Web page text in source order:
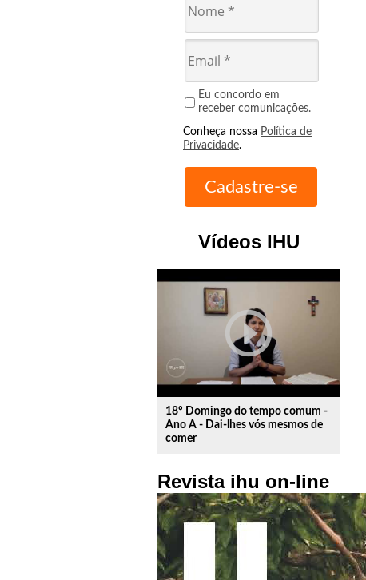
Eu concordo em
receber comunicações.
Conheça nossa Política de
Privacidade.
Vídeos IHU
play_circle_outline
18º Domingo do tempo comum -
Ano A - Dai-lhes vós mesmos de
comer
Revista ihu on-line